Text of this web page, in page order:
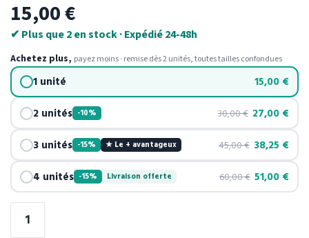
15,00€
✔ Plus que 2 en stock · Expédié 24-48h
Achetez plus, payez moins · remise dès 2 unités, toutes tailles confondues
1 unité 15,00 €
2 unités -10% 30,00€ 27,00 €
3 unités -15% ★ Le + avantageux 45,00€ 38,25 €
4 unités -15% Livraison offerte 60,00€ 51,00 €